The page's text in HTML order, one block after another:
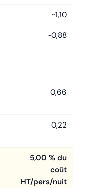
~1,10
~0,88
0,66
0,22
5,00 % du
coût
HT/pers/nuit